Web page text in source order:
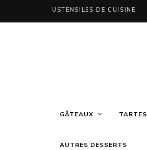
USTENSILES DE CUISINE
GÂTEAUX TARTES
AUTRES DESSERTS